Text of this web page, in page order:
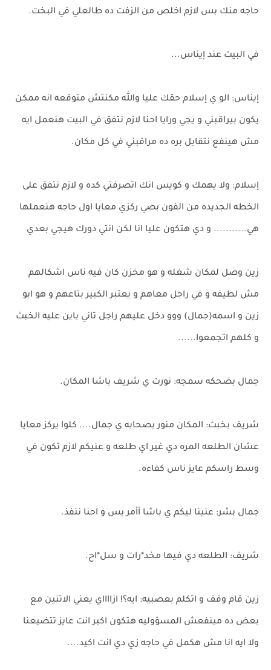
حاجه منك بس لازم اخلص من الزفت ده طالعلي في البخت.
في البيت عند إيناس...
إيناس: الو ي إسلام حقك عليا والله مكنتش متوقعه انه ممكن
يكون بيراقبني و يجي ورايا احنا لازم نتفق في البيت هنعمل ايه
مش هينفع نتقابل بره ده مراقبني في كل مكان.
إسلام: ولا يهمك و كويس انك اتصرفتي كده و لازم نتفق على
الخطه الجديده من الفون بصي ركزي معايا اول حاجه هنعملها
هي........... و دي هتكون عليا انا لكن انتي دورك هيجي بعدي
زين وصل لمكان شغله و هو مخزن كان فيه ناس اشكالهم
مش لطيفه و في راجل معاهم و يعتبر الكبير بتاعهم و هو ابو
زين و اسمه(جمال) ووو دخل عليهم راجل تاني باين عليه الخبث
و كلهم اتجمعوا......
جمال بضحكه سمجه: نورت ي شريف باشا المكان.
شريف بخبث: المكان منور بصحابه ي جمال.... كلوا يركز معايا
عشان الطلعه المره دي غير اي طلعه و عنيكم لازم تكون في
وسط راسكم عايز ناس كفاءه.
جمال بشر: عنينا ليكم ي باشا أأمر بس و احنا ننفذ.
شريف: الطلعه دي فيها مخد*رات و سل*اح.
زين قام وقف و اتكلم بعصبيه: ايه؟! ازااااي يعني الاتنين مع
بعض ده مينفعش المسؤوليه هتكون اكبر انت عايز تتضيعنا
ولا ايه انا مش هكمل في حاجه زي دي انت اكيد....